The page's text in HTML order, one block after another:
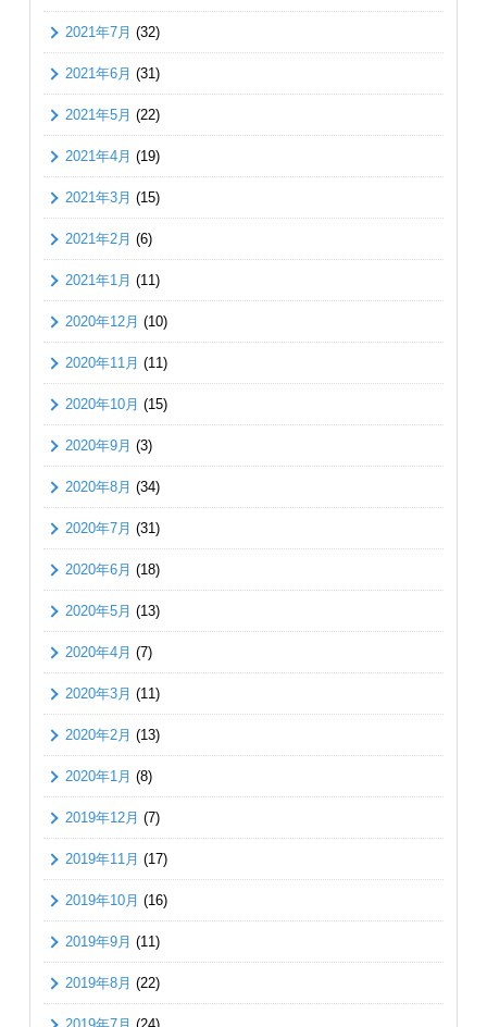
2021年7月 (32)
2021年6月 (31)
2021年5月 (22)
2021年4月 (19)
2021年3月 (15)
2021年2月 (6)
2021年1月 (11)
2020年12月 (10)
2020年11月 (11)
2020年10月 (15)
2020年9月 (3)
2020年8月 (34)
2020年7月 (31)
2020年6月 (18)
2020年5月 (13)
2020年4月 (7)
2020年3月 (11)
2020年2月 (13)
2020年1月 (8)
2019年12月 (7)
2019年11月 (17)
2019年10月 (16)
2019年9月 (11)
2019年8月 (22)